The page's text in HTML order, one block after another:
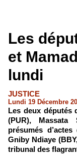
Les
et
lundi
JUSTICE
Lundi 19 Décembre
Les deux députés
(PUR), Massata
présumés
Gniby Ndiaye
tribunal des